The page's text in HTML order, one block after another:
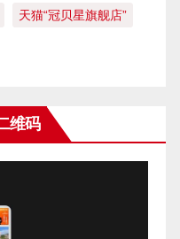
天猫“冠贝星旗舰店”
维码